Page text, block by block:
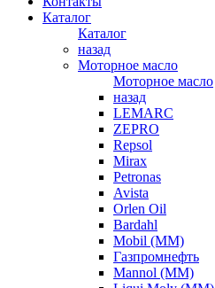
Каталог
Каталог
назад
Моторное масло
Моторное масло
назад
LEMARC
ZEPRO
Repsol
Mirax
Petronas
Avista
Orlen Oil
Bardahl
Mobil (ММ)
Газпромнефть
Mannol (ММ)